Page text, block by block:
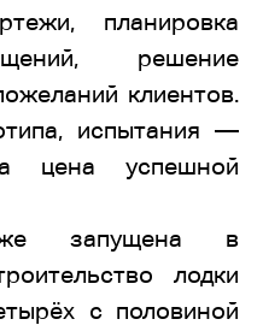
планировка
решение
клиентов.
испытания —
цена успешной
запущена в
лодки
с половиной